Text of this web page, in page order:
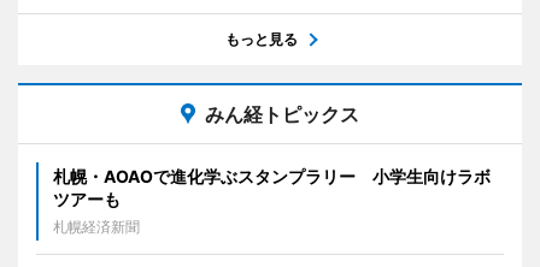
もっと見る
みん経トピックス
札幌・AOAOで進化学ぶスタンプラリー 小学生向けラボ
ツアーも
札幌経済新聞